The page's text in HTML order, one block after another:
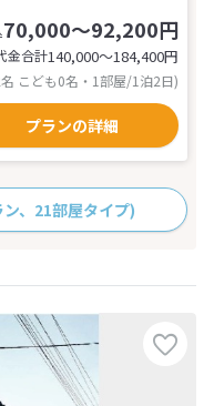
70,000～92,200円
金合計140,000〜184,400円
こども0名・1部屋/1泊2日)
プランの詳細
、21部屋タイプ)